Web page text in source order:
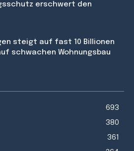
erschwert den
steigt auf fast 10 Billionen
schwachen Wohnungsbau
693
380
361